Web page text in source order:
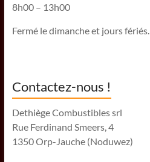
8h00 – 13h00
Fermé le dimanche et jours fériés.
Contactez-nous !
Dethiège Combustibles srl
Rue Ferdinand Smeers, 4
1350 Orp-Jauche (Noduwez)